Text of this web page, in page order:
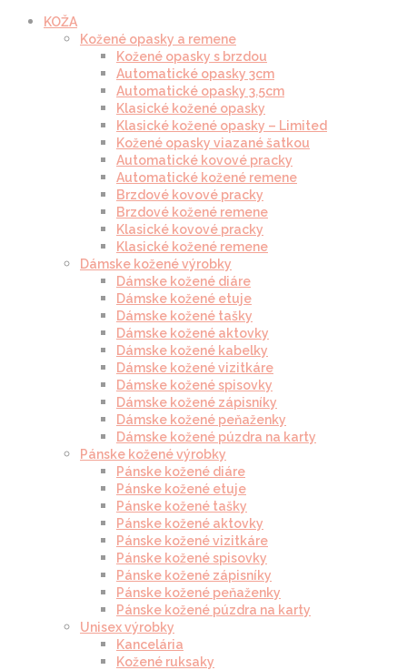
KOŽA
Kožené opasky a remene
Kožené opasky s brzdou
Automatické opasky 3cm
Automatické opasky 3.5cm
Klasické kožené opasky
Klasické kožené opasky – Limited
Kožené opasky viazané šatkou
Automatické kovové pracky
Automatické kožené remene
Brzdové kovové pracky
Brzdové kožené remene
Klasické kovové pracky
Klasické kožené remene
Dámske kožené výrobky
Dámske kožené diáre
Dámske kožené etuje
Dámske kožené tašky
Dámske kožené aktovky
Dámske kožené kabelky
Dámske kožené vizitkáre
Dámske kožené spisovky
Dámske kožené zápisníky
Dámske kožené peňaženky
Dámske kožené púzdra na karty
Pánske kožené výrobky
Pánske kožené diáre
Pánske kožené etuje
Pánske kožené tašky
Pánske kožené aktovky
Pánske kožené vizitkáre
Pánske kožené spisovky
Pánske kožené zápisníky
Pánske kožené peňaženky
Pánske kožené púzdra na karty
Unisex výrobky
Kancelária
Kožené ruksaky